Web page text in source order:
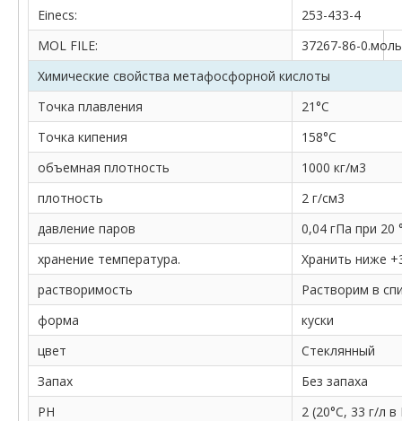
Einecs:
253-433-4
MOL FILE:
37267-86-0.моль
Химические свойства метафосфорной кислоты
Точка плавления
21°С
Точка кипения
158°С
объемная плотность
1000 кг/м3
плотность
2 г/см3
давление паров
0,04 гПа при 20
хранение температура.
Хранить ниже
растворимость
Растворим в
форма
куски
цвет
Стеклянный
Запах
Без запаха
PH
2 (20°C, 33 г/л в